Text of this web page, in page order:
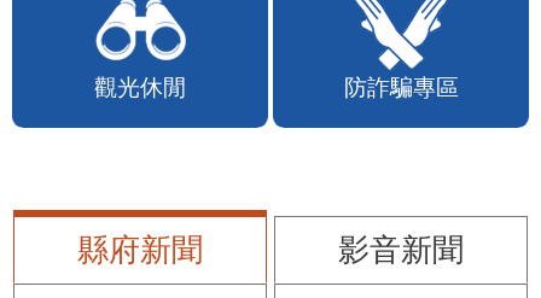
觀光休閒 防詐騙專區
縣府新聞
影音新聞